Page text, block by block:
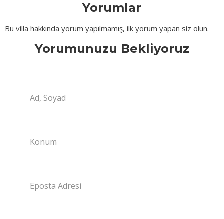
Yorumlar
Bu villa hakkında yorum yapılmamış, ilk yorum yapan siz olun.
Yorumunuzu Bekliyoruz
Ad, Soyad
Konum
Eposta Adresi